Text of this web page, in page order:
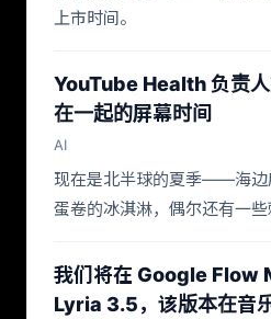
上市时间。
YouTube Health 负责
在一起的屏幕时间
AI
现在是北半球的夏季——海边
蛋卷的冰淇淋，偶尔还有一些
我们将在 Google Flow
Lyria 3.5，该版本在音